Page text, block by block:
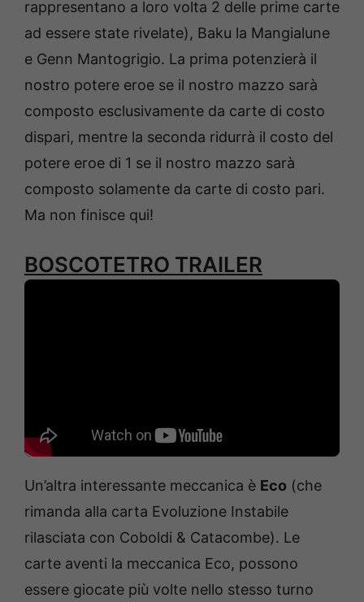
rappresentano a loro volta 2 delle prime carte
ad essere state rivelate), Baku la Mangialune
e Genn Mantogrigio. La prima potenzierà il
nostro potere eroe se il nostro mazzo sarà
composto esclusivamente da carte di costo
dispari, mentre la seconda ridurrà il costo del
potere eroe di 1 se il nostro mazzo sarà
composto solamente da carte di costo pari.
Ma non finisce qui!
BOSCOTETRO TRAILER
Un’altra interessante meccanica è Eco (che
rimanda alla carta Evoluzione Instabile
rilasciata con Coboldi & Catacombe). Le
carte aventi la meccanica Eco, possono
essere giocate più volte nello stesso turno